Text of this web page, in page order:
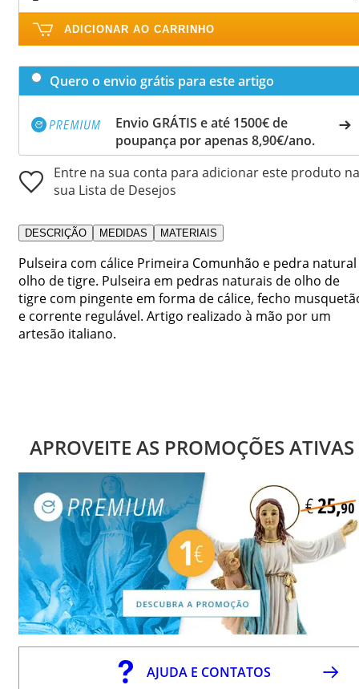
ADICIONAR AO CARRINHO
Quero o envio grátis para este artigo
Envio GRÁTIS e até 1500€ de
poupança por apenas 8,90€/ano.
Entre na sua conta para adicionar este produto na
sua Lista de Desejos
DESCRIÇÃO MEDIDAS MATERIAIS
Pulseira com cálice Primeira Comunhão e pedra natural
olho de tigre. Pulseira em pedras naturais de olho de
tigre com pingente em forma de cálice, fecho
e corrente regulável. Artigo realizado à mão por um
artesão italiano.
APROVEITE AS PROMOÇÕES ATIVAS
AJUDA E CONTATOS